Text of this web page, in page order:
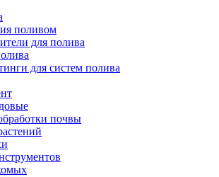
поливом
для полива
для систем полива
почвы